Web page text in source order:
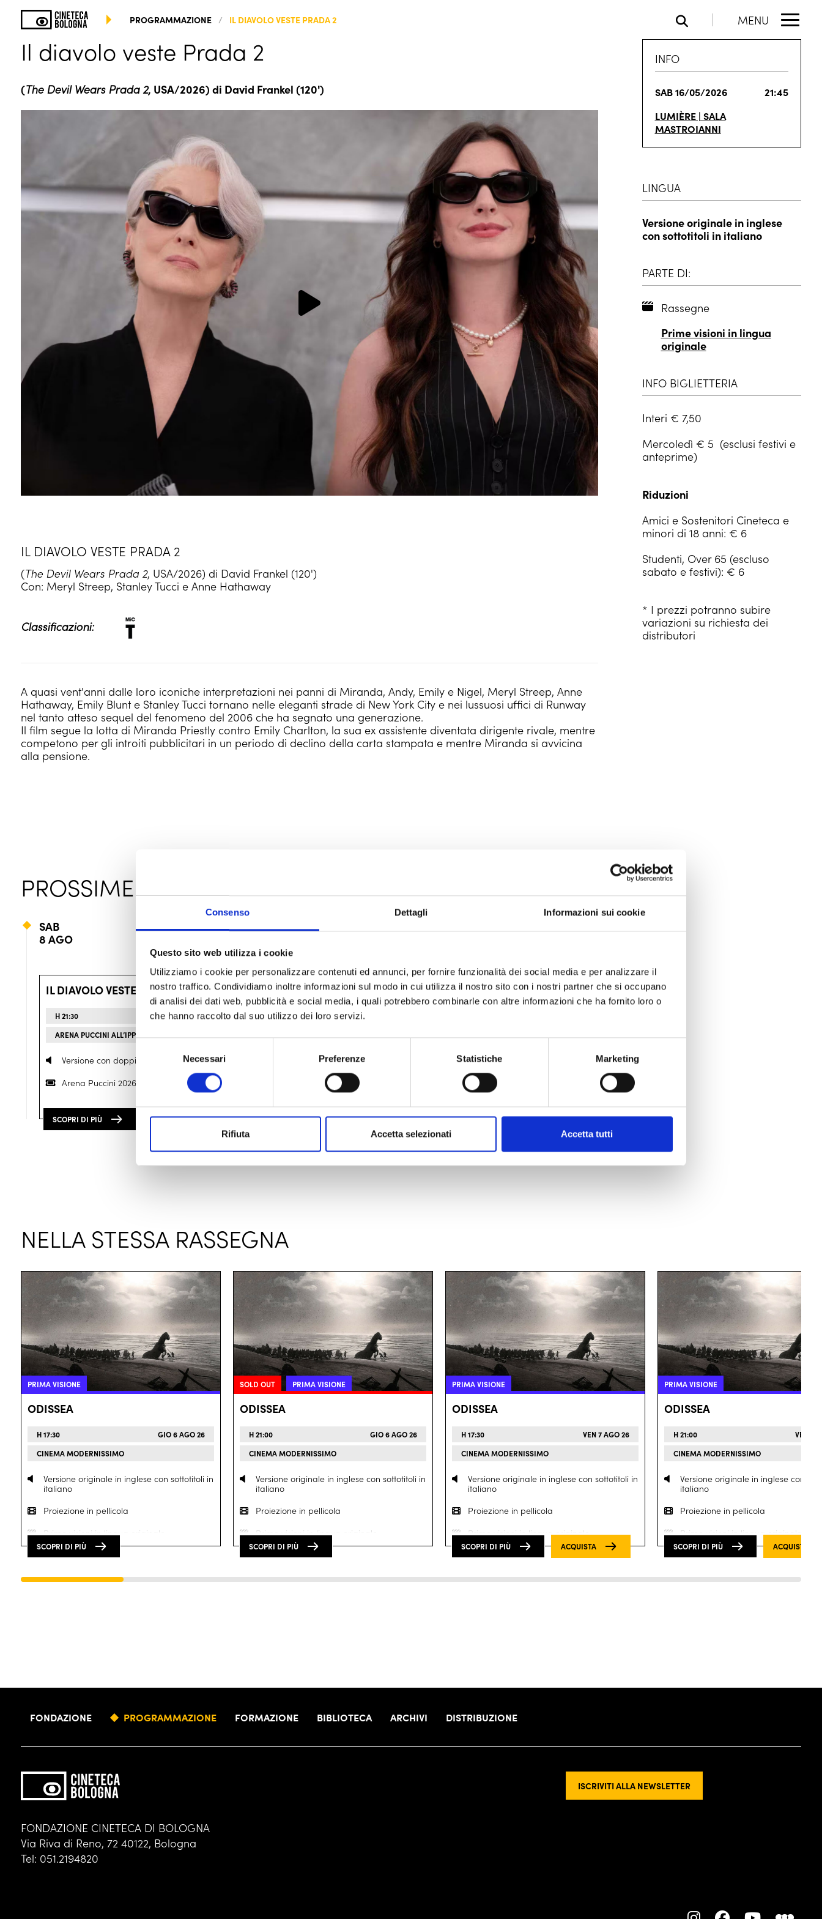
Consenso Dettagli Informazioni sui cookie
Questo sito web utilizza i cookie
Utilizziamo i cookie per personalizzare contenuti ed annunci, per fornire funzionalità dei social media e per analizzare il
nostro traffico. Condividiamo inoltre informazioni sul modo in cui utilizza il nostro sito con i nostri partner che si occupano
di analisi dei dati web, pubblicità e social media, i quali potrebbero combinarle con altre informazioni che ha fornito loro o
che hanno raccolto dal suo utilizzo dei loro servizi.
del
Necessari Preferenze Statistiche Marketing
Rifiuta Accetta selezionati Accetta tutti
PROGRAMMAZIONE IL DIAVOLO VESTE PRADA 2 MENU
Il diavolo veste Prada 2
(The Devil Wears Prada 2, USA/2026) di David Frankel (120')
IL DIAVOLO VESTE PRADA 2
(The Devil Wears Prada 2, USA/2026) di David Frankel (120')
Con: Meryl Streep, Stanley Tucci e Anne Hathaway
Classificazioni:
A quasi vent'anni dalle loro iconiche interpretazioni nei panni di Miranda, Andy, Emily e Nigel, Meryl Streep, Anne
Hathaway, Emily Blunt e Stanley Tucci tornano nelle eleganti strade di New York City e nei lussuosi uffici di Runway
nel tanto atteso sequel del fenomeno del 2006 che ha segnato una generazione.
Il film segue la lotta di Miranda Priestly contro Emily Charlton, la sua ex assistente diventata dirigente rivale, mentre
competono per gli introiti pubblicitari in un periodo di declino della carta stampata e mentre Miranda si avvicina
alla pensione.
INFO
SAB 16/05/2026
21:45
LUMIÈRE | SALA
MASTROIANNI
LINGUA
Versione originale in inglese
con sottotitoli in italiano
PARTE DI:
Rassegne
Prime visioni in lingua
originale
INFO BIGLIETTERIA
Interi € 7,50
Mercoledì € 5 (esclusi festivi e
anteprime)
Riduzioni
Amici e Sostenitori Cineteca e
minori di 18 anni: € 6
Studenti, Over 65 (escluso
sabato e festivi): € 6
* I prezzi potranno subire
variazioni su richiesta dei
distributori
PROSSIME REPLICHE
SAB
8 AGO
IL DIAVOLO VESTE PRADA 2
H 21:30
SAB 8 AGO 26
ARENA PUCCINI ALL’IPPODROMO
Versione con doppiaggio italiano
Arena Puccini 2026
SCOPRI DI PIÙ ACQUISTA
LUN
IL DIAVOLO VESTE PRADA 2
H 21:30
Versione con doppiaggio italiano
Arena Puccini 2026
SCOPRI DI PIÙ ACQUISTA
NELLA STESSA RASSEGNA
PRIMA VISIONE
ODISSEA
H 17:30
GIO 6 AGO 26
CINEMA MODERNISSIMO
Versione originale in inglese con sottotitoli in
italiano
Proiezione in pellicola
Prime visioni in lingua originale
Proiezione in70mm
SCOPRI DI PIÙ
SOLD OUT PRIMA VISIONE
ODISSEA
H 21:00
GIO 6 AGO 26
CINEMA MODERNISSIMO
Versione originale in inglese con sottotitoli in
italiano
Proiezione in pellicola
Prime visioni in lingua originale
Proiezione in70mm
SCOPRI DI PIÙ
PRIMA VISIONE
ODISSEA
H 17:30
VEN 7 AGO 26
CINEMA MODERNISSIMO
Versione originale in inglese con sottotitoli in
italiano
Proiezione in pellicola
Prime visioni in lingua originale
Proiezione in70mm
SCOPRI DI PIÙ ACQUISTA
PRIMA VISIONE
ODISSEA
H 21:00
VEN 7
CINEMA MODERNISSIMO
Versione originale in inglese con
italiano
Proiezione in pellicola
Prime visioni in lingua originale
Proiezione in70mm
SCOPRI DI PIÙ ACQUISTA
FONDAZIONE PROGRAMMAZIONE FORMAZIONE BIBLIOTECA ARCHIVI DISTRIBUZIONE
FONDAZIONE CINETECA DI BOLOGNA
Via Riva di Reno, 72 40122, Bologna
Tel: 051.2194820
ISCRIVITI ALLA NEWSLETTER